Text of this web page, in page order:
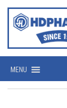
MENU